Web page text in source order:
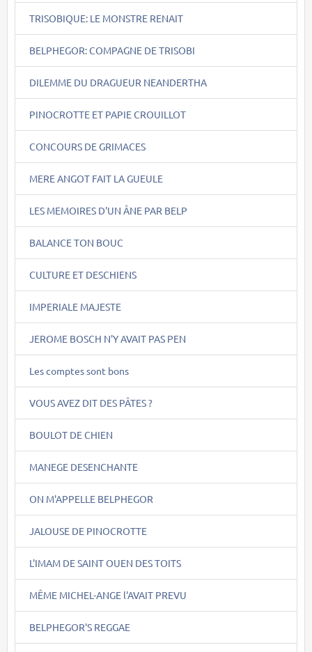
TRISOBIQUE: LE MONSTRE RENAIT
BELPHEGOR: COMPAGNE DE TRISOBI
DILEMME DU DRAGUEUR NEANDERTHA
PINOCROTTE ET PAPIE CROUILLOT
CONCOURS DE GRIMACES
MERE ANGOT FAIT LA GUEULE
LES MEMOIRES D'UN ÂNE PAR BELP
BALANCE TON BOUC
CULTURE ET DESCHIENS
IMPERIALE MAJESTE
JEROME BOSCH N'Y AVAIT PAS PEN
Les comptes sont bons
VOUS AVEZ DIT DES PÂTES ?
BOULOT DE CHIEN
MANEGE DESENCHANTE
ON M'APPELLE BELPHEGOR
JALOUSE DE PINOCROTTE
L'IMAM DE SAINT OUEN DES TOITS
MÊME MICHEL-ANGE l'AVAIT PREVU
BELPHEGOR'S REGGAE